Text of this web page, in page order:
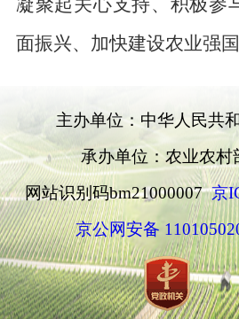
凝聚起关心支持、积极参
面振兴、加快建设农业强国
主办单位：中华人民共
承办单位：农业农村
网站识别码bm21000007京
京公网安备